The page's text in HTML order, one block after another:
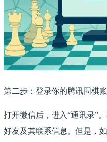
第二步：登录你的腾讯围棋
打开微信后，进入“通讯录”
好友及其联系信息。但是，